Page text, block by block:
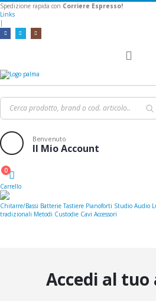
Spedizione rapida con Corriere Espresso!
Links
|
Benvenuto
Il Mio Account
Cart
0
Carrello
Chitarre/Bassi Batterie Tastiere Pianoforti Studio Audio
tradizionali Metodi Custodie Cavi Accessori
Accedi al tuo